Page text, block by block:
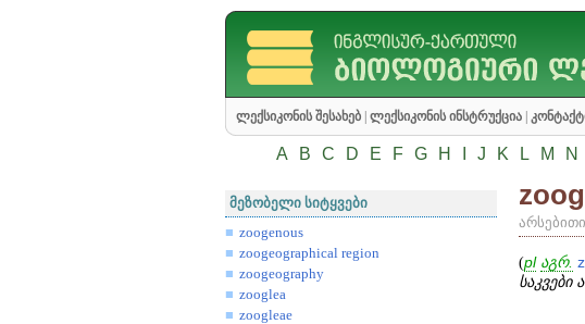
ლექსიკონის შესახებ ლექსიკონის ინსტრუქცია
A B C D E F G H J K L M N
მეზობელი სიტყვები
zoogenous
zoogeographical region
zoogeography
zooglea
zoogleae
(pl აგრ.
საკვები